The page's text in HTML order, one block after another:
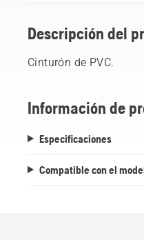
Descripción del
Cinturón de PVC.
Información de
Especificaciones
Compatible con el